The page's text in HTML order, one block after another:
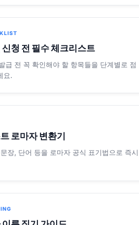
신청 전 필수 체크리스트
급 전 꼭 확인해야 할 항목들을 단계별로 점
요.
로마자 변환기
장, 단어 등을 로마자 공식 표기법으로 즉시